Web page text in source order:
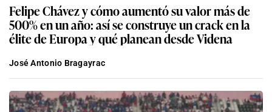
Felipe Chávez y cómo aumentó su valor más de
500% en un año: así se construye un crack en la
élite de Europa y qué planean desde Videna
José Antonio Bragayrac